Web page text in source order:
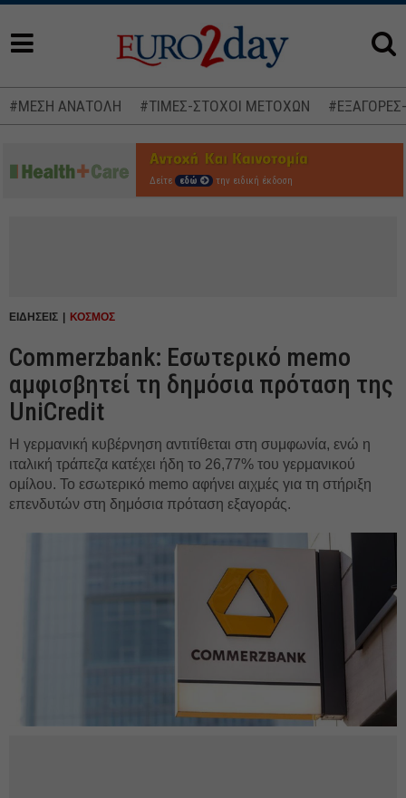
#ΜΕΣΗ ΑΝΑΤΟΛΗ #ΤΙΜΕΣ-ΣΤΟΧΟΙ ΜΕΤΟΧΩΝ
Δείτε εδώ την ειδική έκδοση
ΕΙΔΗΣΕΙΣ ΚΟΣΜΟΣ
Commerzbank: Εσωτερικό memo
αμφισβητεί τη δημόσια πρόταση της
UniCredit
Η γερμανική κυβέρνηση αντιτίθεται στη συμφωνία, ενώ η
ιταλική τράπεζα κατέχει ήδη το 26,77% του γερμανικού
ομίλου. Το εσωτερικό memo αφήνει αιχμές για τη στήριξη
επενδυτών στη δημόσια πρόταση εξαγοράς.